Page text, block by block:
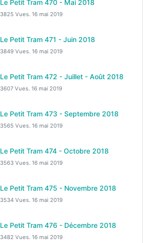
Le Petit Tram 470 - Mai 2018
3825 Vues. 16 mai 2019
Le Petit Tram 471 - Juin 2018
3849 Vues. 16 mai 2019
Le Petit Tram 472 - Juillet - Août 2018
3607 Vues. 16 mai 2019
Le Petit Tram 473 - Septembre 2018
3565 Vues. 16 mai 2019
Le Petit Tram 474 - Octobre 2018
3563 Vues. 16 mai 2019
Le Petit Tram 475 - Novembre 2018
3534 Vues. 16 mai 2019
Le Petit Tram 476 - Décembre 2018
3482 Vues. 16 mai 2019